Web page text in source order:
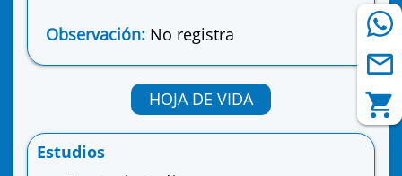
Observación: No registra
HOJA DE VIDA
Estudios